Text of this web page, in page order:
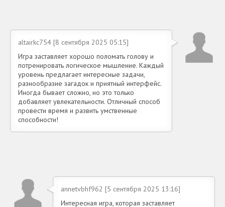
altairkc754 [8 сентября 2025 05:15]
Игра заставляет хорошо поломать голову и
потренировать логическое мышление. Каждый
уровень предлагает интересные задачи,
разнообразие загадок и приятный интерфейс.
Иногда бывает сложно, но это только
добавляет увлекательности. Отличный способ
провести время и развить умственные
способности!
annetvbhf962 [5 сентября 2025 13:16]
Интересная игра, которая заставляет